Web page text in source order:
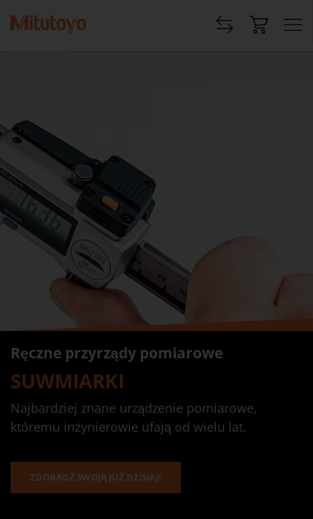
Ręczne przyrządy pomiarowe
SUWMIARKI
Najbardziej znane urządzenie pomiarowe,
któremu inżynierowie ufają od wielu lat.
ZDOBĄDŹ SWOJĄ JUŻ DZISIAJ!